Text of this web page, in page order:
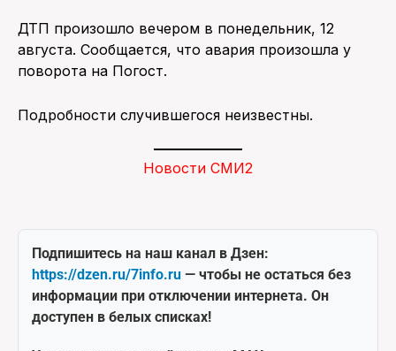
ДТП произошло вечером в понедельник, 12
августа. Сообщается, что авария произошла у
поворота на Погост.
Подробности случившегося неизвестны.
Новости СМИ2
Подпишитесь на наш канал в Дзен:
https://dzen.ru/7info.ru — чтобы не остаться без
информации при отключении интернета. Он
доступен в белых списках!